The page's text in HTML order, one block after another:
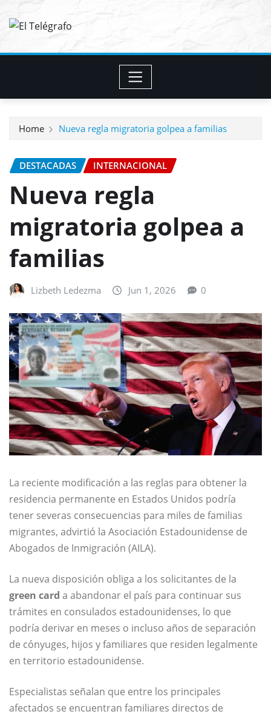
Home Nueva regla migratoria golpea a familias
DESTACADAS INTERNACIONAL
Nueva regla
migratoria golpea a
familias
Lizbeth Ledezma Jun 1, 2026 0
La reciente modificación a las reglas para obtener la
residencia permanente en Estados Unidos podría
tener severas consecuencias para miles de familias
migrantes, advirtió la Asociación Estadounidense de
Abogados de Inmigración (AILA).
La nueva disposición obliga a los solicitantes de la
green card a abandonar el país para continuar sus
trámites en consulados estadounidenses, lo que
podría derivar en meses o incluso años de separación
de cónyuges, hijos y familiares que residen legalmente
en territorio estadounidense.
Especialistas señalan que entre los principales
afectados se encuentran familiares directos de